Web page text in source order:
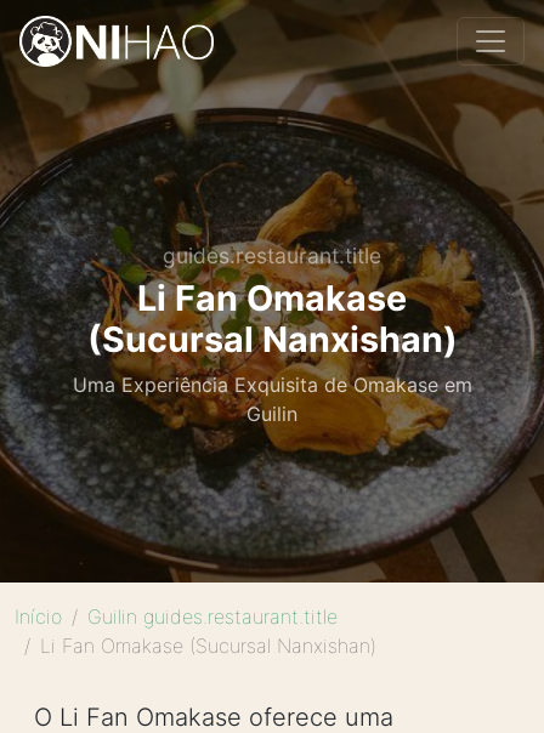
guides.restaurant.title
Li Fan Omakase
(Sucursal Nanxishan)
Uma Experiência Exquisita de Omakase em
Guilin
Início
Guilin guides.restaurant.title
Li Fan Omakase (Sucursal Nanxishan)
O Li Fan Omakase oferece uma